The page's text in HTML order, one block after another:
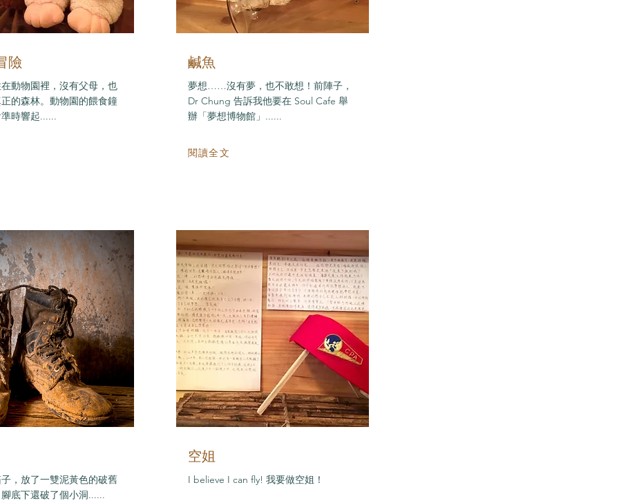
險
動物園裡，沒有父母，也
的森林。動物園的餵食鐘
時響起......
，放了一雙泥黃色的破舊
底下還破了個小洞......
鹹魚
夢想……沒有夢，也不敢想！前陣子，
Dr Chung 告訴我他要在 Soul Cafe 舉
辦「夢想博物館」......
閱讀全文
空姐
I believe I can fly! 我要做空姐！